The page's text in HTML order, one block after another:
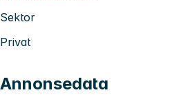
Sektor
Privat
Annonsedata